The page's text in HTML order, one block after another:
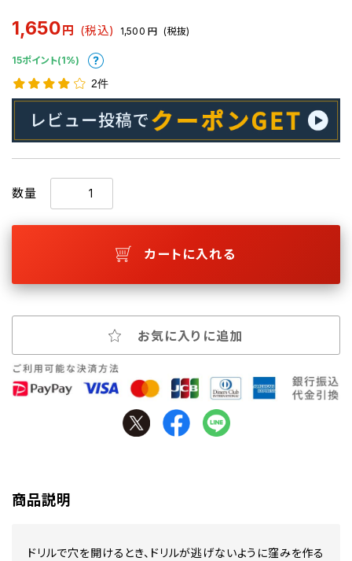
1,650 円 (税込) 1,500 円 (税抜)
15ポイント(1%)
2件
数量
カートに入れる
お気に入りに追加
商品説明
ドリルで穴を開けるとき、ドリルが逃げないように窪みを作る